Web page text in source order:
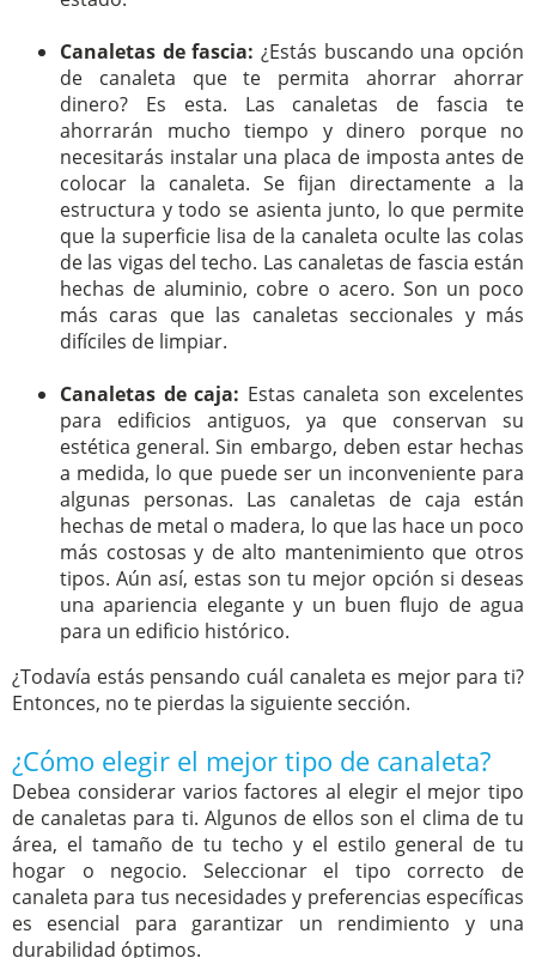
Canaletas de fascia: ¿Estás buscando una opción
de canaleta que te permita ahorrar ahorrar
dinero? Es esta. Las canaletas de fascia te
ahorrarán mucho tiempo y dinero porque no
necesitarás instalar una placa de imposta antes de
colocar la canaleta. Se fijan directamente a la
estructura y todo se asienta junto, lo que permite
que la superficie lisa de la canaleta oculte las colas
de las vigas del techo. Las canaletas de fascia están
hechas de aluminio, cobre o acero. Son un poco
más caras que las canaletas seccionales y más
difíciles de limpiar.
Canaletas de caja: Estas canaleta son excelentes
para edificios antiguos, ya que conservan su
estética general. Sin embargo, deben estar hechas
a medida, lo que puede ser un inconveniente para
algunas personas. Las canaletas de caja están
hechas de metal o madera, lo que las hace un poco
más costosas y de alto mantenimiento que otros
tipos. Aún así, estas son tu mejor opción si deseas
una apariencia elegante y un buen flujo de agua
para un edificio histórico.
¿Todavía estás pensando cuál canaleta es mejor para ti?
Entonces, no te pierdas la siguiente sección.
¿Cómo elegir el mejor tipo de canaleta?
Debea considerar varios factores al elegir el mejor tipo
de canaletas para ti. Algunos de ellos son el clima de tu
área, el tamaño de tu techo y el estilo general de tu
hogar o negocio. Seleccionar el tipo correcto de
canaleta para tus necesidades y preferencias específicas
es esencial para garantizar un rendimiento y una
durabilidad óptimos.